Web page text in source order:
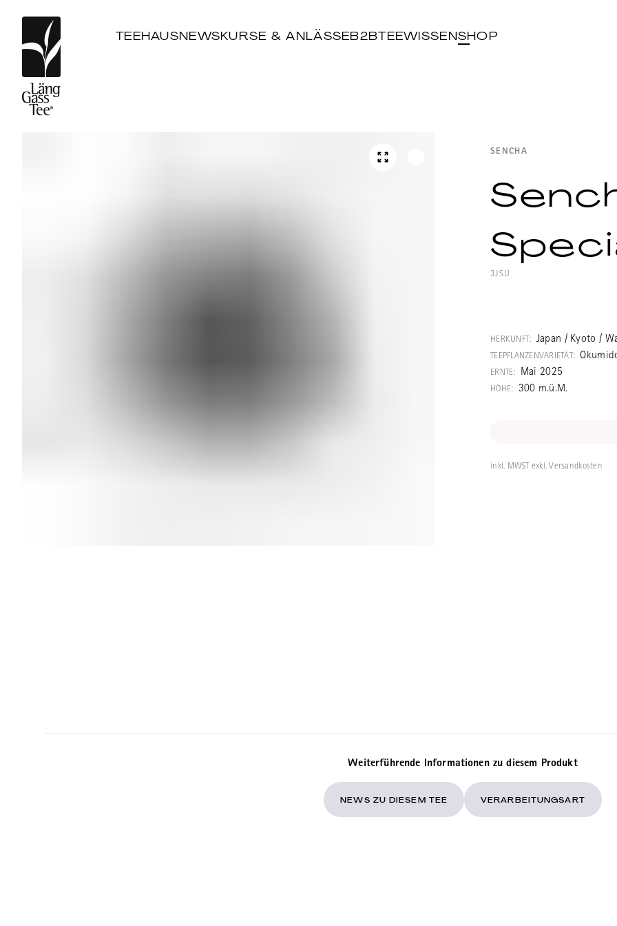
TEEHAUSNEWSKURSE & ANLÄSSEB2BTEEWISSENSHOP
SENCHA
3JSU
der Umgebung
Tee zeigt eine
Wie bei den
diesen Tee
Morita
HERKUNFT: Japan / Kyoto /
TEEPFLANZENVARIETÄT:
ERNTE: Mai 2025
HÖHE: 300 m.ü.M.
inkl. MWST exkl. Versandkosten
Weiterführende Informationen zu diesem Produkt
NEWS ZU DIESEM TEE VERARBEITUNGSART